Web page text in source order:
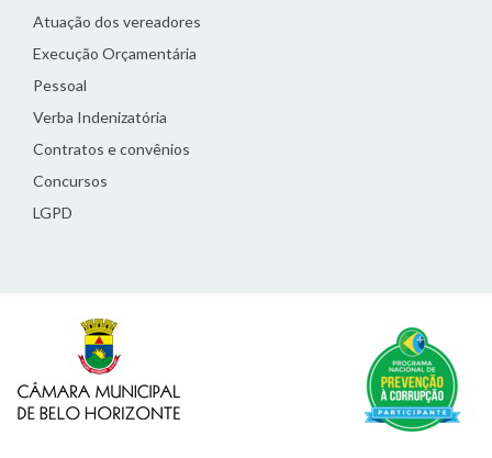
Atuação dos vereadores
Execução Orçamentária
Pessoal
Verba Indenizatória
Contratos e convênios
Concursos
LGPD